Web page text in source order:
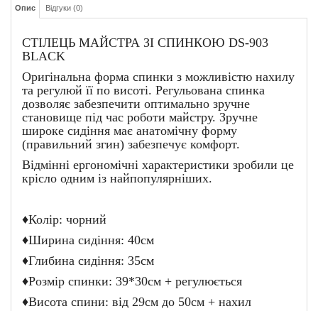
Опис Відгуки (0)
СТІЛЕЦЬ МАЙСТРА ЗІ СПИНКОЮ DS-903
BLACK
Оригінальна форма спинки з можливістю нахилу
та регулюй її по висоті. Регульована спинка
дозволяє забезпечити оптимально зручне
становище під час роботи майстру. Зручне
широке сидіння має анатомічну форму
(правильний згин) забезпечує комфорт.
Відмінні ергономічні характеристики зробили це
крісло одним із найпопулярніших.
♦Колір: чорний
♦Ширина сидіння: 40см
♦Глибина сидіння: 35см
♦Розмір спинки: 39*30см + регулюється
♦Висота спини: від 29см до 50см + нахил